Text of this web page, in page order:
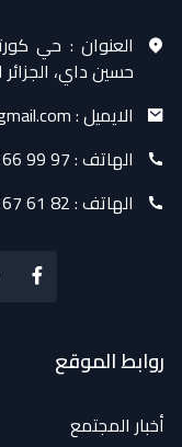
العنوان :
حسين داي،
الايميل :
الهاتف :99 97
الهاتف :61 82
روابط الموقع
أخبار المجتمع